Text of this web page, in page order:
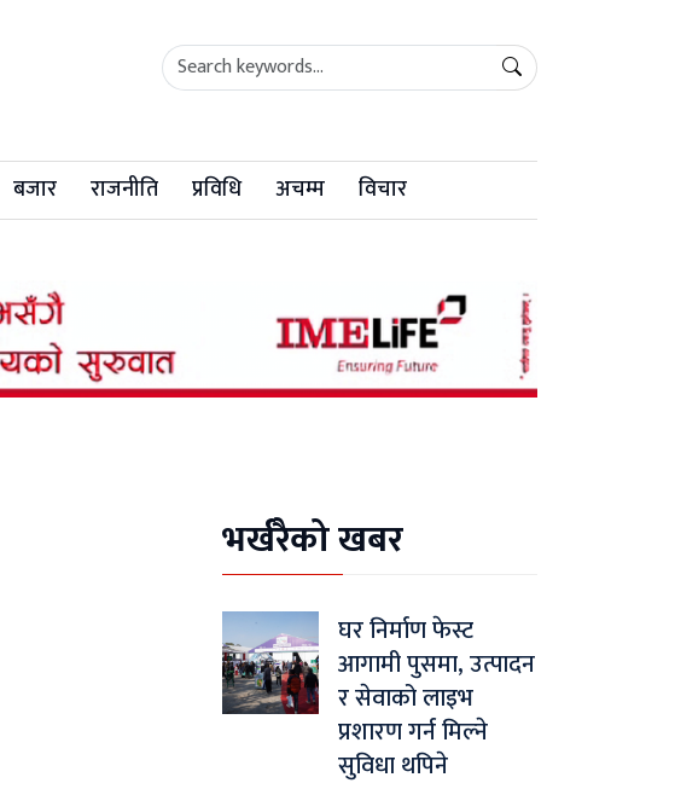
बजार राजनीति प्रविधि अचम्म विचार
भर्खरैको खबर
घर निर्माण फेस्ट
आगामी पुसमा, उत्पादन
र सेवाको लाइभ
प्रशारण गर्न मिल्ने
सुविधा थपिने